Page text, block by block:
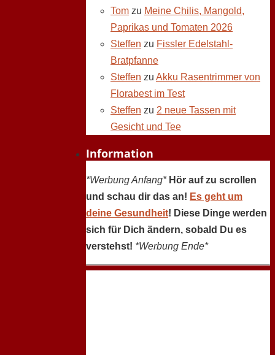
Tom zu Meine Chilis, Mangold,
Paprikas und Tomaten 2026
Steffen zu Fissler Edelstahl-
Bratpfanne
Steffen zu Akku Rasentrimmer von
Florabest im Test
Steffen zu 2 neue Tassen mit
Gesicht und Tee
Information
*Werbung Anfang* Hör auf zu scrollen
und schau dir das an! Es geht um
deine Gesundheit! Diese Dinge werden
sich für Dich ändern, sobald Du es
verstehst! *Werbung Ende*